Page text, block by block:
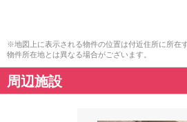
※地図上に表示される物件の位置は付近住所に所在
物件所在地とは異なる場合がございます。
周辺施設